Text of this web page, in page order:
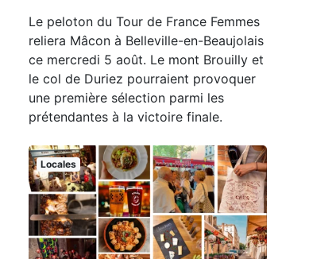
Le peloton du Tour de France Femmes
reliera Mâcon à Belleville-en-Beaujolais
ce mercredi 5 août. Le mont Brouilly et
le col de Duriez pourraient provoquer
une première sélection parmi les
prétendantes à la victoire finale.
Locales